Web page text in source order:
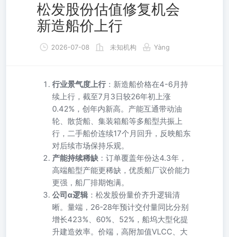
松发股份估值修复机会
新造船价上行
2026-07-08 未知机构 Yàng
行业景气度上行：新造船价格在4-6月持
续上行，截至7月3日较26年初上涨
0.42%，创年内新高。产能互通带动油
轮、散货船、集装箱船等多船型共振上
行，二手船价连续17个月回升，反映船东
对后续市场保持乐观。
产能持续稀缺 ：订单覆盖年份达4.3年，
高端船型产能更稀缺，优质船厂议价能力
更强，船厂排期饱满。
公司α逻辑 ：松发股份量价齐升逻辑清
晰。量端，26-28年预计交付量同比分别
增长423%、60%、52%，船坞大型化提
升建造效率。价端，高附加值VLCC、大